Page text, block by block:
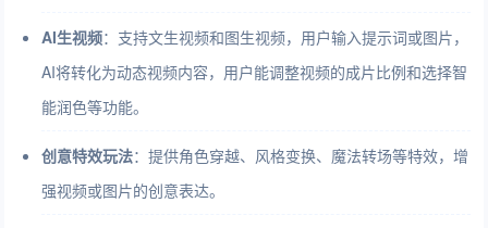
AI生视频：支持文生视频和图生视频，用户输入提示词或图片，
AI将转化为动态视频内容，用户能调整视频的成片比例和选择智
能润色等功能。
创意特效玩法：提供角色穿越、风格变换、魔法转场等特效，增
强视频或图片的创意表达。